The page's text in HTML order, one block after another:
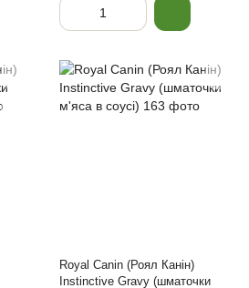
Royal Canin (Роял Канін)
Instinctive Gravy (шматочки